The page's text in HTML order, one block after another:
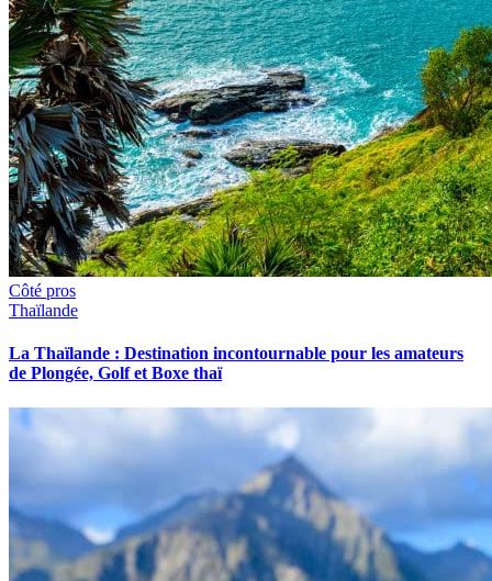
Côté pros
Thaïlande
La Thaïlande : Destination incontournable pour les amateurs
de Plongée, Golf et Boxe thaï